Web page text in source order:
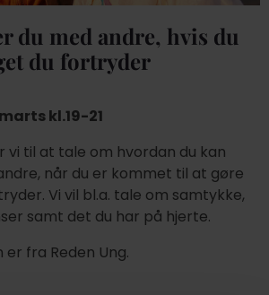
du med andre, hvis du
du fortryder
kl.19-21
vi til at tale om hvordan du kan
når du er kommet til at gøre
Vi vil bl.a. tale om samtykke,
samt det du har på hjerte.
fra Reden Ung.